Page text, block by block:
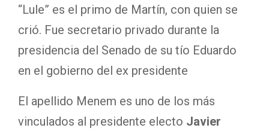
“Lule” es el primo de Martín, con quien se
crió. Fue secretario privado durante la
presidencia del Senado de su tío Eduardo
en el gobierno del ex presidente
El apellido Menem es uno de los más
vinculados al presidente electo Javier